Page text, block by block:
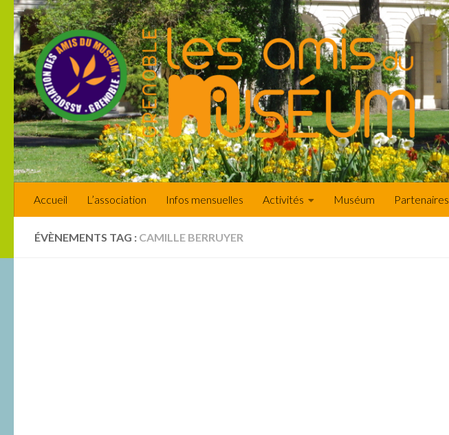
Skip to content
Accueil L’association Infos mensuelles Activités Muséum Partenaires
ÉVÈNEMENTS TAG : CAMILLE BERRUYER